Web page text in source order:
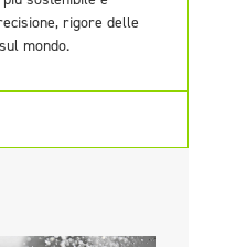
rigore delle
mondo.